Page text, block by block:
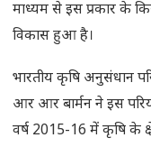
माध्यम से इस प्रकार के
विकास हुआ है।
भारतीय कृषि अनुसंधान
आर आर बार्मन ने इस
वर्ष 2015-16 में कृषि के